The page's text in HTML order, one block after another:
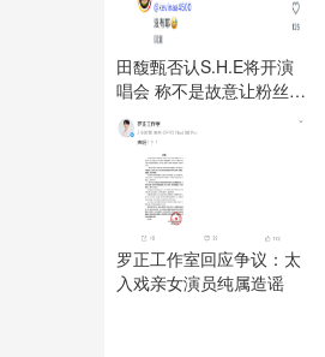
田馥甄否认S.H.E将开演
唱会 称不是故意让粉丝失
望
罗正工作室回应争议：太
入戏亲女演员纯属造谣